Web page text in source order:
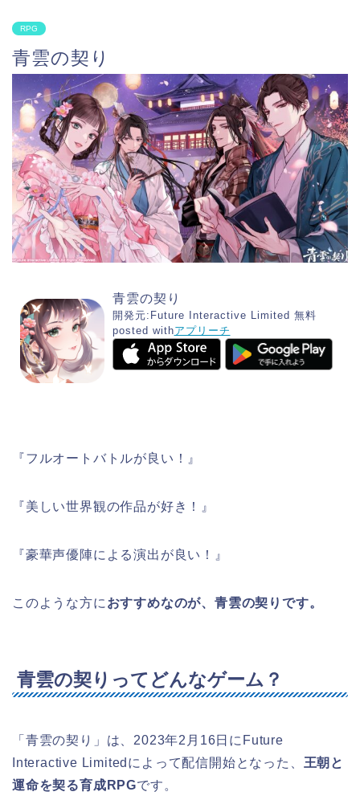
RPG
青雲の契り
青雲の契り
開発元: Future Interactive Limited 無料
posted withアプリーチ
『フルオートバトルが良い！』
『美しい世界観の作品が好き！』
『豪華声優陣による演出が良い！』
このような方に おすすめなのが、青雲の契りです。
青雲の契りってどんなゲーム？
「青雲の契り」は、2023年2月16日にFuture
Interactive Limitedによって配信開始となった、 王朝と
運命を契る育成RPGです。